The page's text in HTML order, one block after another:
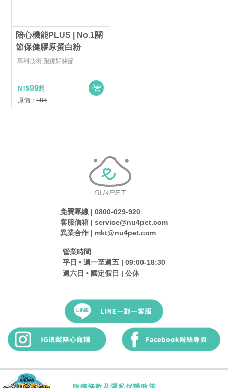
陪心機能PLUS | No.1關
節保健膠原蛋白粉
專利技術 跑跳好關節
NT$99起
原價： 188
免費專線 | 0800-029-920
客服信箱 | service@nu4pet.com
異業合作 | mkt@nu4pet.com
營業時間
平日 • 週一至週五 | 09:00-18:30
週六日 • 國定假日 | 公休